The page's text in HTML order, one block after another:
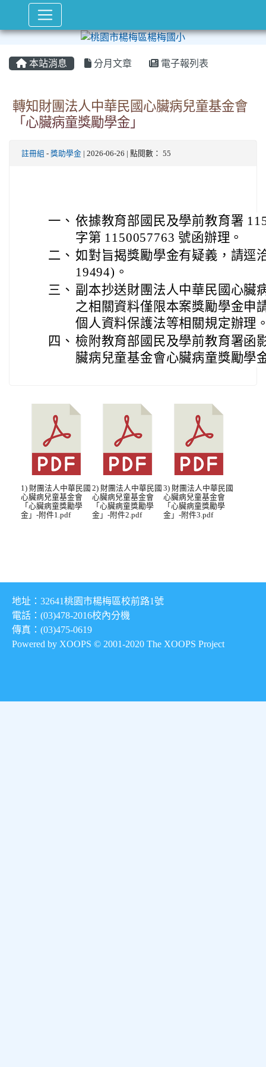
本站消息 分月文章 電子報列表
轉知財團法人中華民國心臟病兒童基金會
「心臟病童獎勵學金」
註冊組 - 獎助學金 | 2026-06-26 | 點閱數： 55
一、 依據教育部國民及學前教育署
字第 1150057763 號函辦理。
二、 如對旨揭獎勵學金有疑義，請逕
19494)。
三、 副本抄送財團法人中華民國心臟
之相關資料僅限本案獎勵學金申
個人資料保護法等相關規定辦理
四、 檢附教育部國民及學前教育署函
臟病兒童基金會心臟病童獎勵學
1) 財團法人中華民國
心臟病兒童基金會
「心臟病童獎勵學
金」-附件1.pdf
2) 財團法人中華民國
心臟病兒童基金會
「心臟病童獎勵學
金」-附件2.pdf
3) 財團法人中華民國
心臟病兒童基金會
「心臟病童獎勵學
金」-附件3.pdf
地址：32641桃園市楊梅區校前路1號
電話：(03)478-2016校內分機
傳真：(03)475-0619
Powered by XOOPS © 2001-2020 The XOOPS Project